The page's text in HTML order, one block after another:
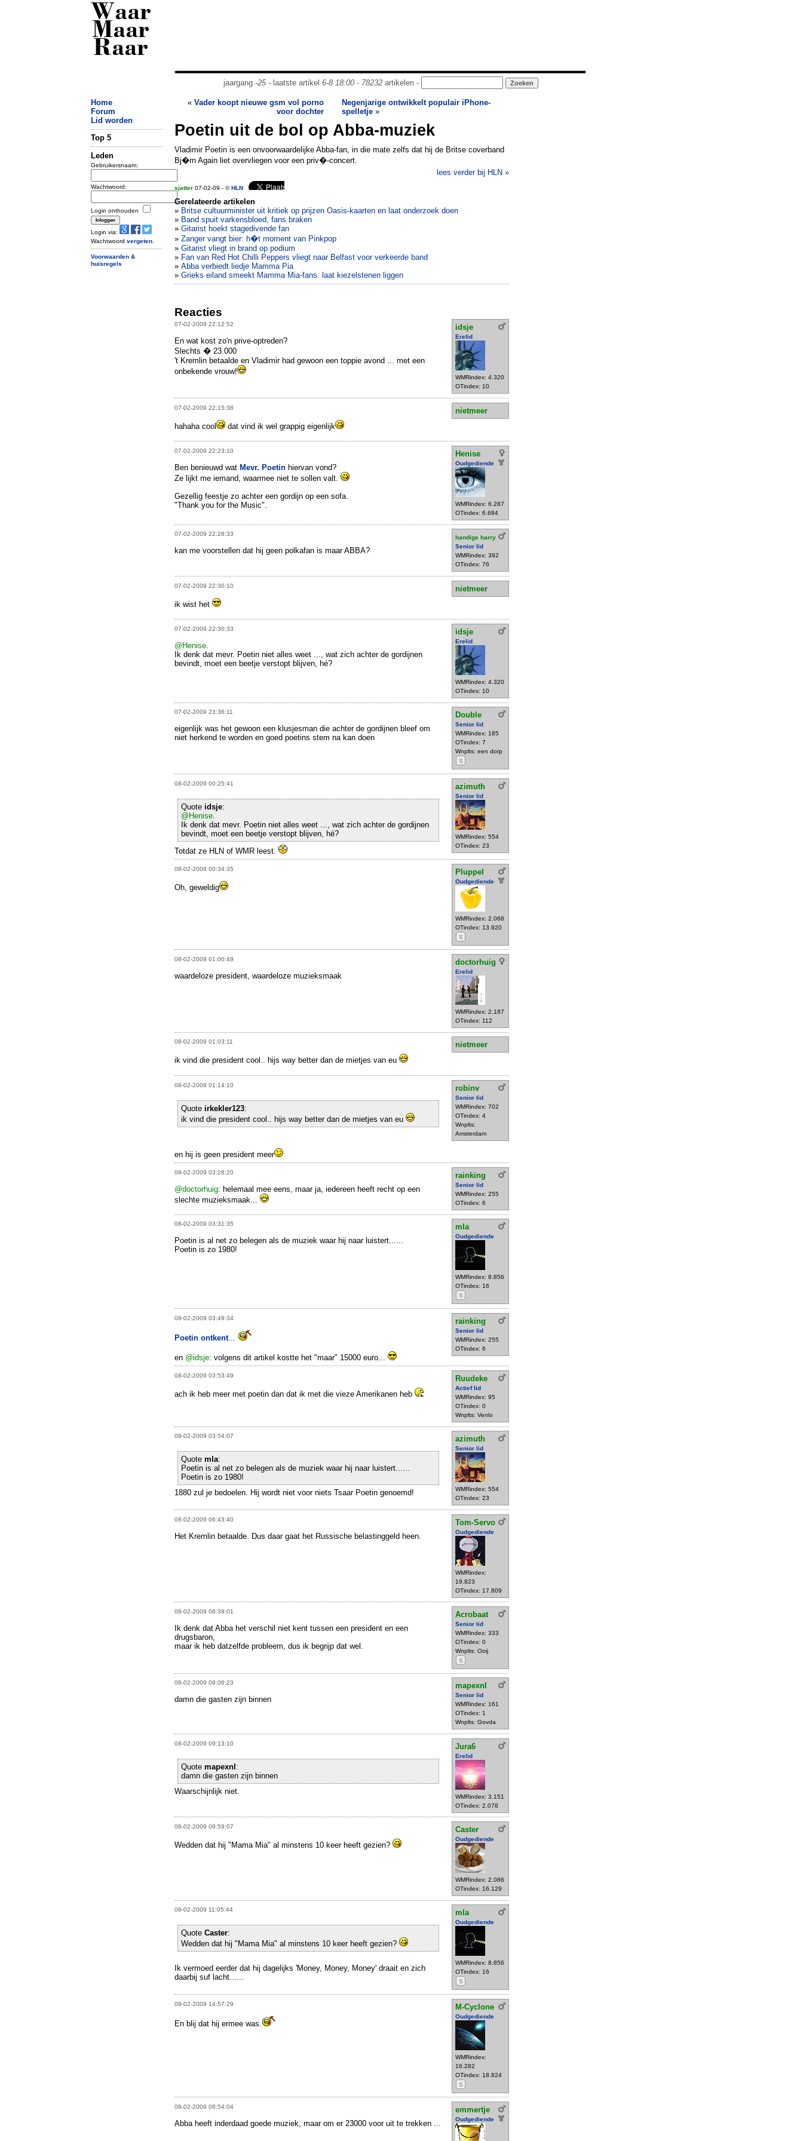
Waar
Maar
Raar
jaargang -25- laatste artikel 6-8 18:00- 78232artikelen -
Home
Forum
Lid worden
Top 5
Leden
Gebruikersnaam:
Wachtwoord:
Login onthouden
Login via:
Wachtwoord vergeten
Voorwaarden &
huisregels
« Vader koopt nieuwe gsm vol porno
voor dochter
Negenjarige ontwikkelt populair iPhone-
spelletje »
Poetin uit de bol op Abba-muziek
Vladimir Poetin is een onvoorwaardelijke Abba-fan, in die mate zelfs dat hij de Britse coverband
Bj�rn Again liet overvliegen voor een priv�-concert.
lees verder bij HLN »
sjatter 07-02-09 - ©HLN
Gerelateerde artikelen
» Britse cultuurminister uit kritiek op prijzen Oasis-kaarten en laat onderzoek doen
» Band spuit varkensbloed, fans braken
» Gitarist hoekt stagedivende fan
» Zanger vangt bier: h�t moment van Pinkpop
» Gitarist vliegt in brand op podium
» Fan van Red Hot Chilli Peppers vliegt naar Belfast voor verkeerde band
» Abba verbiedt liedje Mamma Pia
» Grieks eiland smeekt Mamma Mia-fans: laat kiezelstenen liggen
Reacties
07-02-2009 22:12:52 idsje
Erelid
WMRindex: 4.320
OTindex: 10
En wat kost zo'n prive-optreden?
Slechts � 23.000
't Kremlin betaalde en Vladimir had gewoon een toppie avond ... met een
onbekende vrouw!
07-02-2009 22:15:38
nietmeer
hahaha cool
dat vind ik wel grappig eigenlijk
07-02-2009 22:23:10 Henise
Oudgediende
WMRindex: 6.287
OTindex: 6.684
Ben benieuwd wat Mevr. Poetin hiervan vond?
Ze lijkt me iemand, waarmee niet te sollen valt.
Gezellig feestje zo achter een gordijn op een sofa.
"Thank you for the Music".
07-02-2009 22:28:33
handige harry
Senior lid
WMRindex: 392
OTindex: 76
kan me voorstellen dat hij geen polkafan is maar ABBA?
07-02-2009 22:30:10
nietmeer
ik wist het
07-02-2009 22:30:33 idsje
Erelid
WMRindex: 4.320
OTindex: 10
@Henise
Ik denk dat mevr. Poetin niet alles weet ..., wat zich achter de gordijnen
bevindt, moet een beetje verstopt blijven, hé?
07-02-2009 23:36:11 Double
Senior lid
WMRindex: 185
OTindex: 7
Wnplts: een dorp
S
eigenlijk was het gewoon een klusjesman die achter de gordijnen bleef om
niet herkend te worden en goed poetins stem na kan doen
08-02-2009 00:25:41 azimuth
Senior lid
WMRindex: 554
OTindex: 23
Quote idsje:
@Henise
Ik denk dat mevr. Poetin niet alles weet ..., wat zich achter de gordijnen
bevindt, moet een beetje verstopt blijven, hé?
Totdat ze HLN of WMR leest.
08-02-2009 00:34:35 Pluppel
Oudgediende
WMRindex: 2.068
OTindex: 13.920
S
Oh, geweldig
08-02-2009 01:00:49 doctorhuig
Erelid
WMRindex: 2.187
OTindex: 112
waardeloze president, waardeloze muzieksmaak
08-02-2009 01:03:11
nietmeer
ik vind die president cool.. hijs way better dan de mietjes van eu
08-02-2009 01:14:10 robinv
Senior lid
WMRindex: 702
OTindex: 4
Wnplts:
Amsterdam
Quote irkekler123:
ik vind die president cool.. hijs way better dan de mietjes van eu
en hij is geen president meer
08-02-2009 03:28:20 rainking
Senior lid
WMRindex: 255
OTindex: 6
@doctorhuig: helemaal mee eens, maar ja, iedereen heeft recht op een
slechte muzieksmaak...
08-02-2009 03:31:35 mla
Oudgediende
WMRindex: 8.856
OTindex: 16
S
Poetin is al net zo belegen als de muziek waar hij naar luistert......
Poetin is zo 1980!
08-02-2009 03:49:34 rainking
Senior lid
WMRindex: 255
OTindex: 6
Poetin ontkent...
en @idsje: volgens dit artikel kostte het "maar" 15000 euro...
08-02-2009 03:53:49 Ruudeke
Actief lid
WMRindex: 95
OTindex: 0
Wnplts: Venlo
ach ik heb meer met poetin dan dat ik met die vieze Amerikanen heb
08-02-2009 03:54:07 azimuth
Senior lid
WMRindex: 554
OTindex: 23
Quote mla:
Poetin is al net zo belegen als de muziek waar hij naar luistert......
Poetin is zo 1980!
1880 zul je bedoelen. Hij wordt niet voor niets Tsaar Poetin genoemd!
08-02-2009 06:43:40 Tom-Servo
Oudgediende
WMRindex:
19.823
OTindex: 17.809
Het Kremlin betaalde. Dus daar gaat het Russische belastinggeld heen.
08-02-2009 08:39:01 Acrobaat
Senior lid
WMRindex: 333
OTindex: 0
Wnplts: Ooij
S
Ik denk dat Abba het verschil niet kent tussen een president en een
drugsbaron,
maar ik heb datzelfde probleem, dus ik begrijp dat wel.
08-02-2009 09:06:23 mapexnl
Senior lid
WMRindex: 161
OTindex: 1
Wnplts: Govda
damn die gasten zijn binnen
08-02-2009 09:13:10 Jura6
Erelid
WMRindex: 3.151
OTindex: 2.078
Quote mapexnl:
damn die gasten zijn binnen
Waarschijnlijk niet.
08-02-2009 09:59:07 Caster
Oudgediende
WMRindex: 2.086
OTindex: 16.129
Wedden dat hij "Mama Mia" al minstens 10 keer heeft gezien?
08-02-2009 11:05:44 mla
Oudgediende
WMRindex: 8.856
OTindex: 16
S
Quote Caster:
Wedden dat hij "Mama Mia" al minstens 10 keer heeft gezien?
Ik vermoed eerder dat hij dagelijks 'Money, Money, Money' draait en zich
daarbij suf lacht......
08-02-2009 14:57:29 M-Cyclone
Oudgediende
WMRindex:
16.282
OTindex: 18.824
S
En blij dat hij ermee was.
09-02-2009 08:54:04 emmertje
Oudgediende
Abba heeft inderdaad goede muziek, maar om er 23000 voor uit te trekken ...